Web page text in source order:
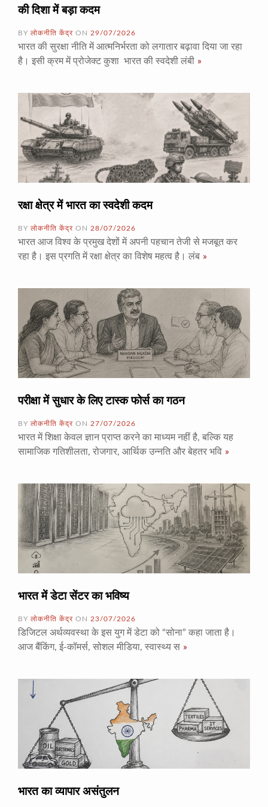
की दिशा में बड़ा कदम
BY लोकनीति केंद्र ON 29/07/2026
भारत की सुरक्षा नीति में आत्मनिर्भरता को लगातार बढ़ावा दिया जा रहा
है। इसी क्रम में प्रोजेक्ट कुशा भारत की स्वदेशी लंबी »
रक्षा क्षेत्र में भारत का स्वदेशी कदम
BY लोकनीति केंद्र ON 28/07/2026
भारत आज विश्व के प्रमुख देशों में अपनी पहचान तेजी से मजबूत कर
रहा है। इस प्रगति में रक्षा क्षेत्र का विशेष महत्व है। लंब »
परीक्षा में सुधार के लिए टास्क फोर्स का गठन
BY लोकनीति केंद्र ON 27/07/2026
भारत में शिक्षा केवल ज्ञान प्राप्त करने का माध्यम नहीं है, बल्कि यह
सामाजिक गतिशीलता, रोजगार, आर्थिक उन्नति और बेहतर भवि »
भारत में डेटा सेंटर का भविष्य
BY लोकनीति केंद्र ON 23/07/2026
डिजिटल अर्थव्यवस्था के इस युग में डेटा को “सोना” कहा जाता है।
आज बैंकिंग, ई-कॉमर्स, सोशल मीडिया, स्वास्थ्य स »
भारत का व्यापार असंतुलन